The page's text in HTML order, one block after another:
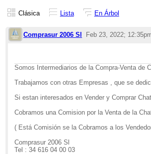
Clásica Lista En Árbol
Comprasur 2006 Sl Feb 23, 2022;
Somos Intermediarios de la Compra-Venta de
Trabajamos con otras Empresas , que se
Si estan interesados en Vender y Comprar
Cobramos una Comision por la Venta de la
( Está Comisión se la Cobramos a los
Comprasur 2006 Sl
Tel : 34 616 04 00 03